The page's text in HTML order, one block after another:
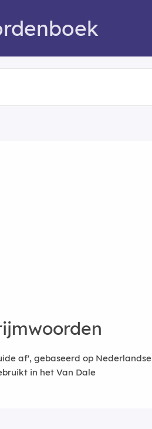
af', gebaseerd op Nederlandse
in het Van Dale